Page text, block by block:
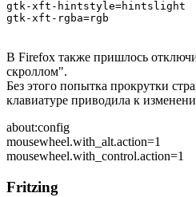
gtk-xft-hintstyle=hintslight
В Firefox также пришлось
скроллом".
Без этого попытка прокрутки
клавиатуре приводила к
about:config
mousewheel.with_alt.action=1
mousewheel.with_control.action=1
Fritzing